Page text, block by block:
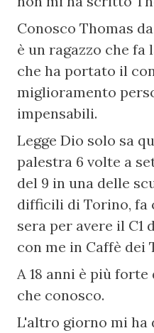
Conosco Thomas
è un ragazzo che
che ha portato il
miglioramento
impensabili.
Legge Dio solo sa
palestra 6 volte a
del 9 in una delle
difficili di Torino, fa
sera per avere il C1
con me in Caffè dei
A 18 anni è più
che conosco.
L'altro giorno mi ha